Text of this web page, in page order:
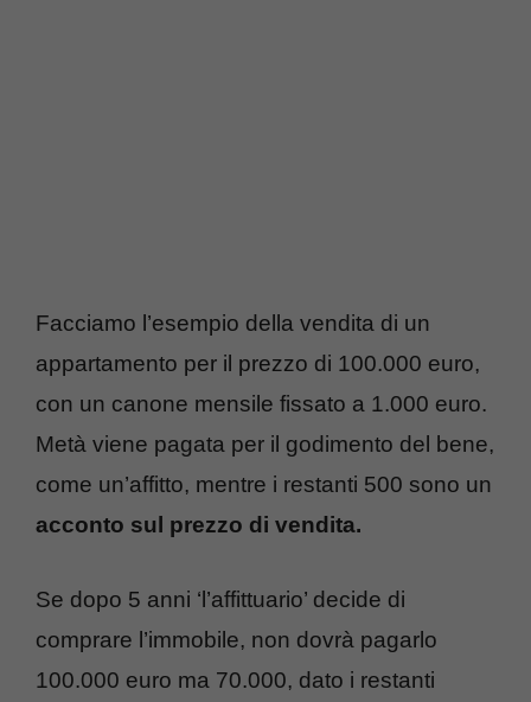
Facciamo l’esempio della vendita di un
appartamento per il prezzo di 100.000 euro,
con un canone mensile fissato a 1.000 euro.
Metà viene pagata per il godimento del bene,
come un’affitto, mentre i restanti 500 sono un
acconto sul prezzo di vendita.
Se dopo 5 anni ‘l’affittuario’ decide di
comprare l’immobile, non dovrà pagarlo
100.000 euro ma 70.000, dato i restanti